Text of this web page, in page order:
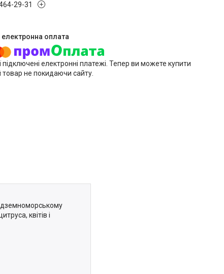
29-31
підключені електронні платежі. Тепер ви можете купити
товар не покидаючи сайту.
квітів і